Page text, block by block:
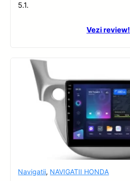
5.1.
Vezi review!
Navigatii, NAVIGATII HONDA